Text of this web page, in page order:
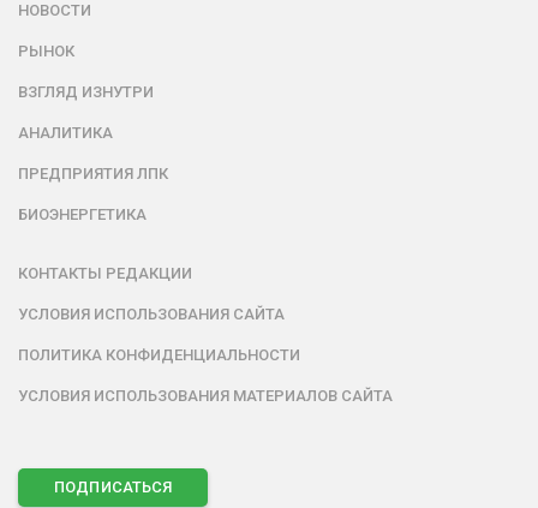
НОВОСТИ
РЫНОК
ВЗГЛЯД ИЗНУТРИ
АНАЛИТИКА
ПРЕДПРИЯТИЯ ЛПК
БИОЭНЕРГЕТИКА
КОНТАКТЫ РЕДАКЦИИ
УСЛОВИЯ ИСПОЛЬЗОВАНИЯ САЙТА
ПОЛИТИКА КОНФИДЕНЦИАЛЬНОСТИ
УСЛОВИЯ ИСПОЛЬЗОВАНИЯ МАТЕРИАЛОВ САЙТА
ПОДПИСАТЬСЯ